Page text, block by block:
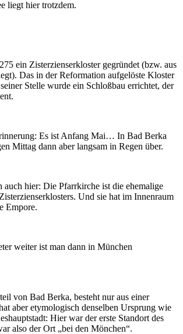
liegt hier trotzdem.
ein Zisterzienserkloster gegründet (bzw. aus
Das in der Reformation aufgelöste Kloster
Stelle wurde ein Schloßbau errichtet, der
Es ist Anfang Mai… In Bad Berka
Mittag dann aber langsam in Regen über.
auch hier: Die Pfarrkirche ist die ehemalige
Und sie hat im Innenraum
Empore.
weiter ist man dann in München
von Bad Berka, besteht nur aus einer
aber etymologisch denselben Ursprung wie
Hier war der erste Standort des
also der Ort „bei den Mönchen“.